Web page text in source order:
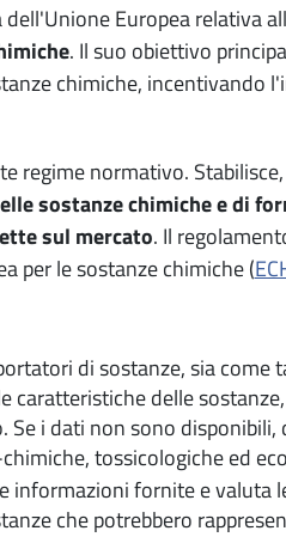
Europea relativa
. Il suo obiettivo
chimiche, incentivando
regime normativo.
sostanze chimiche e di
sul mercato. Il
per le sostanze chimiche (
di sostanze, sia come
caratteristiche delle
i dati non sono disponibili,
tossicologiche ed
informazioni fornite e valuta
che potrebbero